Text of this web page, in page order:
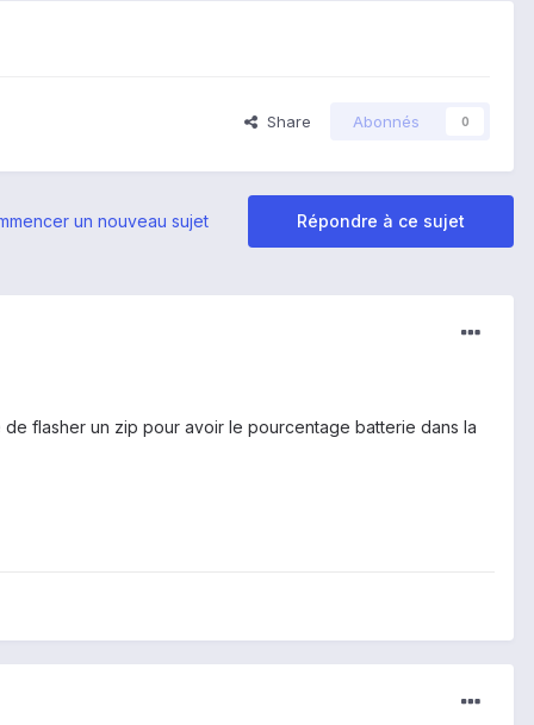
Share Abonnés 0
Répondre à ce sujet
un nouveau sujet
flasher un zip pour avoir le pourcentage batterie dans la